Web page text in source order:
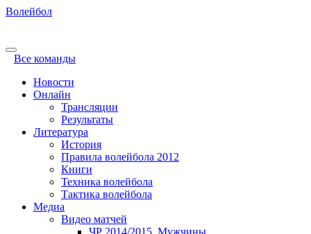
Волейбол
Все команды
Новости
Онлайн
Трансляции
Результаты
Литература
История
Правила волейбола 2012
Книги
Техника волейбола
Тактика волейбола
Медиа
Видео матчей
ЧР 2014/2015. Мужчины